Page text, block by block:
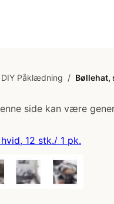
DIY Påklædning / Bøllehat,
side kan være